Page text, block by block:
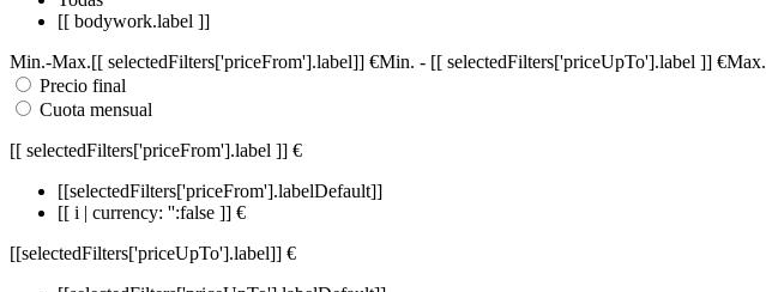
[[ bodywork.label ]]
Min.-Max.[[ selectedFilters['priceFrom'].label]] €Min. - [[ selectedFilters['priceUpTo'].label ]] €Max.
Precio final
Cuota mensual
[[ selectedFilters['priceFrom'].label ]] €
[[selectedFilters['priceFrom'].labelDefault]]
[[ i | currency: '':false ]] €
[[selectedFilters['priceUpTo'].label]] €